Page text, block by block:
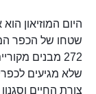
היום המוזיאון
272 מבנים
שלא מגיעים
צורת החיים